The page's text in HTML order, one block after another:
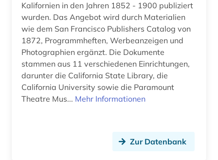
bühnenmusik (1)
bühnentechnik (1)
bürgerrechtsbewegung (1)
carl louis (1831 - 1902) (1)
Kalifornien in den Jahren 1852 - 1900 publiziert
wurden. Das Angebot wird durch Materialien
wie dem San Francisco Publishers Catalog von
1872, Programmheften, Werbeanzeigen und
Photographien ergänzt. Die Dokumente
stammen aus 11 verschiedenen Einrichtungen,
darunter die California State Library, die
California University sowie die Paramount
Theatre Mus... Mehr Informationen
Zur Datenbank